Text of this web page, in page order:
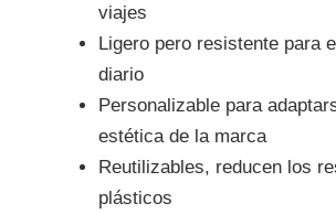
viajes
Ligero pero resistente para
diario
Personalizable para
estética de la marca
Reutilizables, reducen los
plásticos